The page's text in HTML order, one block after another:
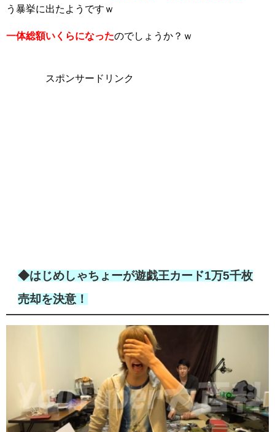
う暴挙に出たようですｗ
一体総額いくらになったのでしょうか？ｗ
スポンサードリンク
◆はじめしゃちょーが遊戯王カード1万5千枚
売却を決意！